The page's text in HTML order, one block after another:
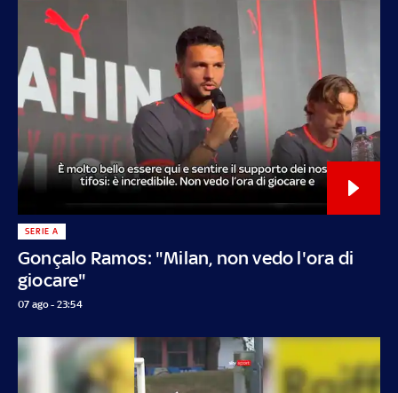
Gonçalo Ramos: "Milan, non vedo l'ora di
giocare"
SERIE A
07 ago - 23:54